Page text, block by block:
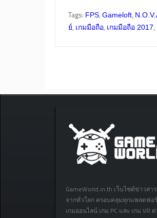
Tags: FPS, Gameloft,
ย์, เกมมือถือ, เกมมือถือ 2017,
GameWorld.in.th เว็บไซต์ข่าวส
จากทั่วโลก ครอบคลุมทุกแพลตฟอ
เกมออนไลน์ เกม PC และ เกม VR